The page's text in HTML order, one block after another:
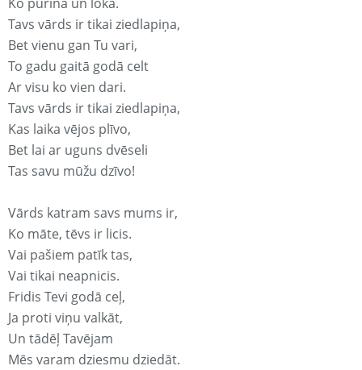
Tavs vārds ir tikai ziedlapiņa,
Bet vienu gan Tu vari,
To gadu gaitā godā celt
Ar visu ko vien dari.
Tavs vārds ir tikai ziedlapiņa,
Kas laika vējos plīvo,
Bet lai ar uguns dvēseli
Tas savu mūžu dzīvo!
Vārds katram savs mums ir,
Ko māte, tēvs ir licis.
Vai pašiem patīk tas,
Vai tikai neapnicis.
Fridis Tevi godā ceļ,
Ja proti viņu valkāt,
Un tādēļ Tavējam
Mēs varam dziesmu dziedāt.